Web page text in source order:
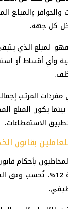
والمبالغ
كل جهة.
المبلغ الذي
وأي أقساط أو
بينما يكون المبلغ
الاستقطاعات.
بقانون
بأحكام
بنسبة 12%، تُحسب وفق